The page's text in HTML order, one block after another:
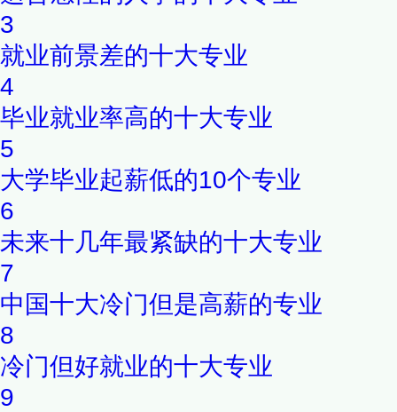
3
就业前景差的十大专业
4
毕业就业率高的十大专业
5
大学毕业起薪低的10个专业
6
未来十几年最紧缺的十大专业
7
中国十大冷门但是高薪的专业
8
冷门但好就业的十大专业
9